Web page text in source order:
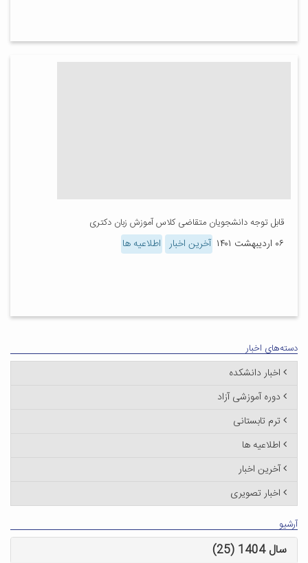
قابل توجه دانشجویان متقاضی کلاس آموزش زبان دکتری
۰۶ اردیبهشت ۱۴۰۱ آخرین اخبار اطلاعیه ها
دسته‌های اخبار
اخبار دانشکده
دوره آموزشی آزاد
ترم تابستانی
اطلاعیه ها
آخرین اخبار
اخبار تصویری
آرشیو
سال 1404 (25)